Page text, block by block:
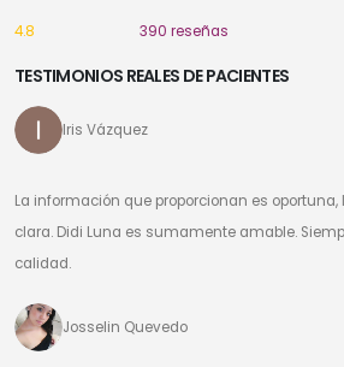
4.8 390 reseñas
TESTIMONIOS REALES DE PACIENTES
Iris Vázquez
La información que proporcionan es
clara. Didi Luna es sumamente amable.
calidad.
Josselin Quevedo